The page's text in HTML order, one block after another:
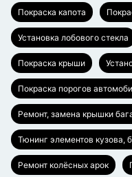
Покраска капота
Установка лобового стекла
Покраска крыши
Покраска порогов
Ремонт, замена крышки
Тюнинг элементов кузова,
Ремонт колёсных арок